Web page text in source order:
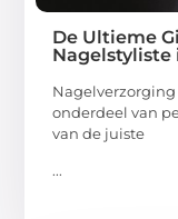
De Ultieme
onderdeel van
van de juiste
...